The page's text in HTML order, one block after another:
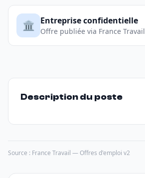
🏛️ Entreprise confidentielle
Offre publiée via France Travail
Description du poste
Source : France Travail — Offres d'emploi v2